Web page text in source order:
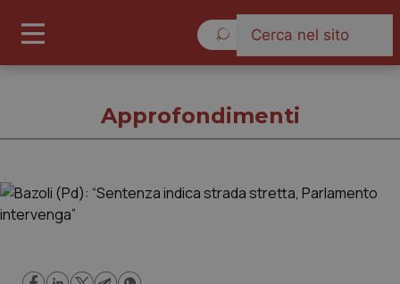
Approfondimenti